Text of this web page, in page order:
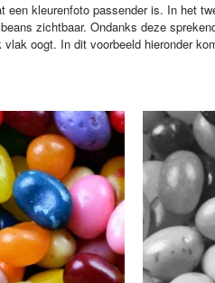
kleurenfoto passender is. In het
zichtbaar. Ondanks deze
oogt. In dit voorbeeld hieronder